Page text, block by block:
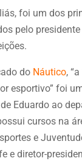
foi um dos
pelo presidente
do Náutico,
esportivo” foi
Eduardo ao
cursos na
e
e diretor-